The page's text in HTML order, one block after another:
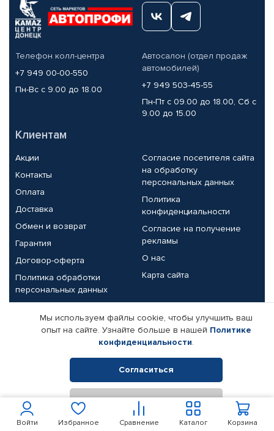
Войти Избранное Сравнение Корзина
Каталог
Телефон колл-центра
+7 949 00-00-550
Пн-Вс с 9.00 до 18.00
Автосалон (отдел продаж
автомобилей)
+7 949 503-45-55
Пн-Пт с 09.00 до 18.00, Сб с
9.00 до 15.00
Клиентам
Акции
Контакты
Оплата
Доставка
Обмен и возврат
Гарантия
Договор-оферта
Политика обработки
персональных данных
Согласие посетителя сайта
на обработку
персональных данных
Политика
конфиденциальности
Согласие на получение
рекламы
О нас
Карта сайта
Партнерам
Корпоративным клиентам
Поставщикам
Реквизиты компании
© КАМАЗ ЦЕНТР ДОНЕЦК, 2015-2026. Все права защищены.
Интернет-магазин автомобильных товаров Автопрофи.
Мы используем файлы cookie, чтобы улучшить ваш
опыт на сайте. Узнайте больше в нашей Политике
конфиденциальности.
Согласиться
Отклонить